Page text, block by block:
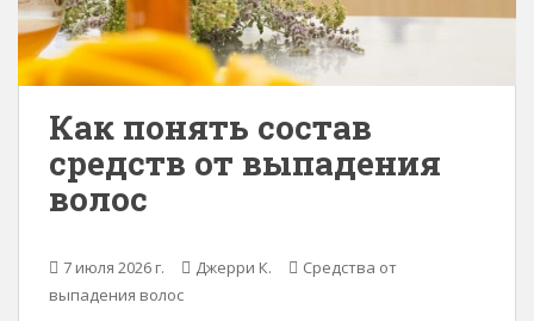
Как понять состав
средств от выпадения
волос
7 июля 2026 г. Джерри К.
Средства от
выпадения волос